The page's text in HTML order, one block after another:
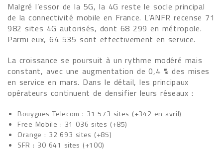
Malgré l’essor de la 5G, la 4G reste le socle principal
de la connectivité mobile en France. L’ANFR recense 71
982 sites 4G autorisés, dont 68 299 en métropole.
Parmi eux, 64 535 sont effectivement en service.
La croissance se poursuit à un rythme modéré mais
constant, avec une augmentation de 0,4 % des mises
en service en mars. Dans le détail, les principaux
opérateurs continuent de densifier leurs réseaux :
Bouygues Telecom : 31 573 sites (+342 en avril)
Free Mobile : 31 036 sites (+85)
Orange : 32 693 sites (+85)
SFR : 30 641 sites (+100)